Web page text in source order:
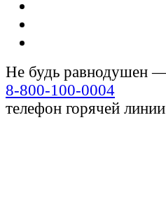
Не будь равнодушен
8-800-100-0004
телефон горячей